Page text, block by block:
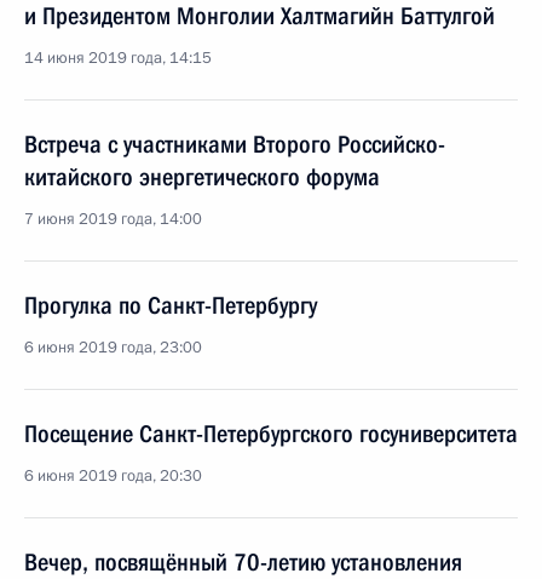
и Президентом Монголии Халтмагийн Баттулгой
14 июня 2019 года, 14:15
Встреча с участниками Второго Российско-
китайского энергетического форума
7 июня 2019 года, 14:00
Прогулка по Санкт-Петербургу
6 июня 2019 года, 23:00
Посещение Санкт-Петербургского госуниверситета
6 июня 2019 года, 20:30
Вечер, посвящённый 70-летию установления